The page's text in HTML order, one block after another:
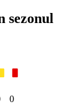
sezonul
0